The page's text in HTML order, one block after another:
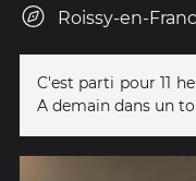
Roissy-en-
C'est parti pour 11
A demain dans un